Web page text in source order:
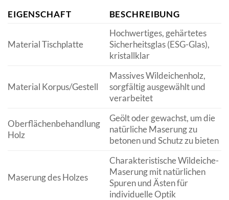
EIGENSCHAFT BESCHREIBUNG
Material Tischplatte
Hochwertiges, gehärtetes
Sicherheitsglas (ESG-Glas),
kristallklar
Material Korpus/Gestell
Massives Wildeichenholz,
sorgfältig ausgewählt und
verarbeitet
Oberflächenbehandlung
Holz
Geölt oder gewachst, um die
natürliche Maserung zu
betonen und Schutz zu bieten
Maserung des Holzes
Charakteristische Wildeiche-
Maserung mit natürlichen
Spuren und Ästen für
individuelle Optik